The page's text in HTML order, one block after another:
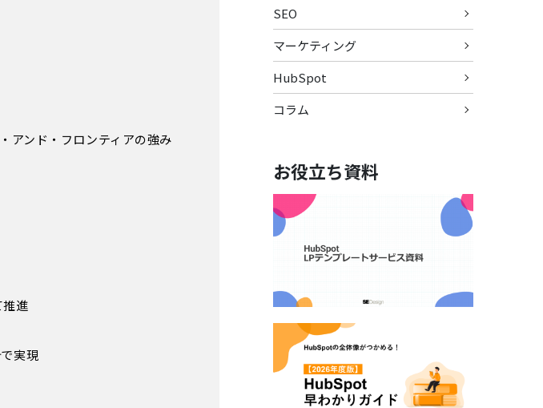
アンド・フロンティアの強み
推進
実現
SEO
マーケティング
HubSpot
コラム
お役立ち資料